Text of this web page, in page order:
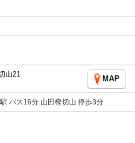
山21
MAP
バス16分 山田樫切山 停歩3分